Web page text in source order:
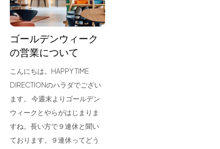
Recruit
Contact
フラッグシップストア
ゴールデンウィーク
の営業について
こんにちは。HAPPY TIME
DIRECTIONのハラダでござい
ます。 今週末よりゴールデン
ウィークとやらがはじまりま
すね。長い方で９連休と聞い
ております。９連休ってどう